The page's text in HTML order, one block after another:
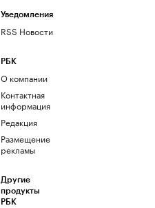
Уведомления
RSS Новости
РБК
О компании
Контактная
информация
Редакция
Размещение
рекламы
Другие
продукты
РБК